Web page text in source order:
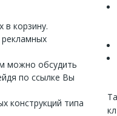
в корзину.
можно обсудить
по ссылке Вы
конструкций типа